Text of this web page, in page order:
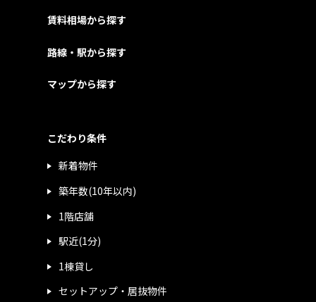
賃料相場から探す
路線・駅から探す
マップから探す
こだわり条件
新着物件
築年数(10年以内)
1階店舗
駅近(1分)
1棟貸し
セットアップ・居抜物件